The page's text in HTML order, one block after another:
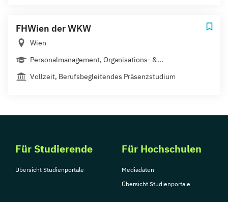
FHWien der WKW
Wien
Personalmanagement, Organisations- &...
Vollzeit, Berufsbegleitendes Präsenzstudium
Für Studierende
Übersicht Studienportale
Für Hochschulen
Mediadaten
Übersicht Studienportale